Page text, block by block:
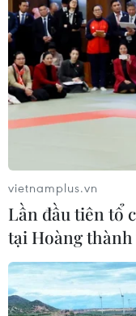
vietnamplus.vn
Lần đầu tiên tổ
tại Hoàng